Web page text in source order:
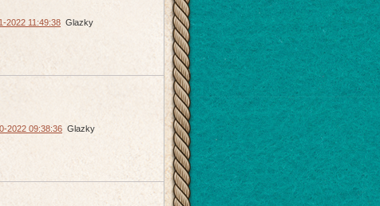
2022 11:49:38 Glazky
2022 09:38:36 Glazky